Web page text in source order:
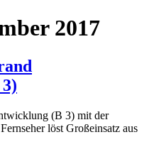
2017
(B 3) mit der
löst Großeinsatz aus